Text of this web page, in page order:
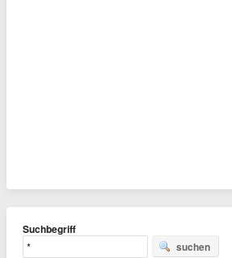
Suchbegriff
suchen